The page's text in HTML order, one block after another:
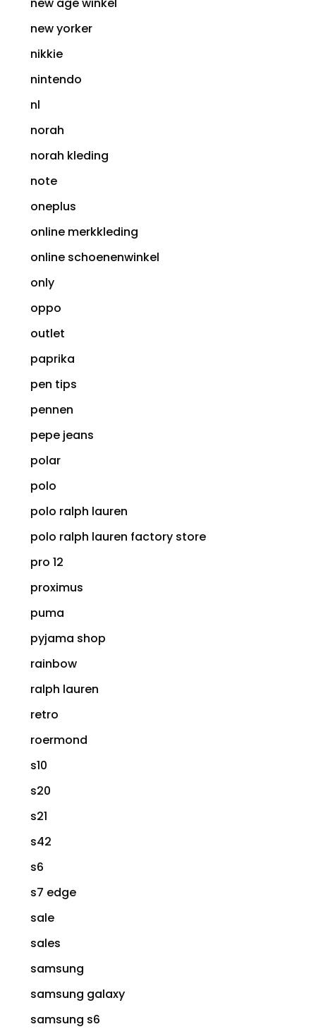
new age winkel
new yorker
nikkie
nintendo
nl
norah
norah kleding
note
oneplus
online merkkleding
online schoenenwinkel
only
oppo
outlet
paprika
pen tips
pennen
pepe jeans
polar
polo
polo ralph lauren
polo ralph lauren factory store
pro 12
proximus
puma
pyjama shop
rainbow
ralph lauren
retro
roermond
s10
s20
s21
s42
s6
s7 edge
sale
sales
samsung
samsung galaxy
samsung s6